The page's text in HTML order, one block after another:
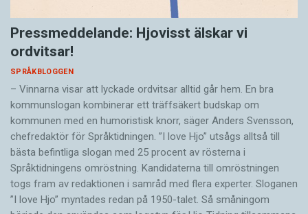
Pressmeddelande: Hjovisst älskar vi
ordvitsar!
SPRÅKBLOGGEN
– Vinnarna visar att lyckade ordvitsar alltid går hem. En bra
kommunslogan kombinerar ett träffsäkert budskap om
kommunen med en humoristisk knorr, säger Anders Svensson,
chefredaktör för Språktidningen. ”I love Hjo” utsågs alltså till
bästa befintliga slogan med 25 procent av rösterna i
Språktidningens omröstning. Kandidaterna till omröstningen
togs fram av redaktionen i samråd med flera experter. Sloganen
”I love Hjo” myntades redan på 1950-talet. Så småningom